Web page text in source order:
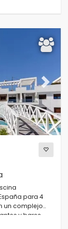
Next
para 4
un complejo,
y bares,